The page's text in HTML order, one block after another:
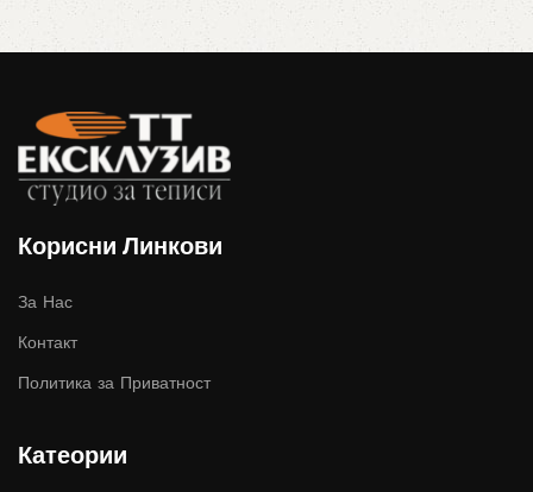
Корисни Линкови
За Нас
Контакт
Политика за Приватност
Катеории